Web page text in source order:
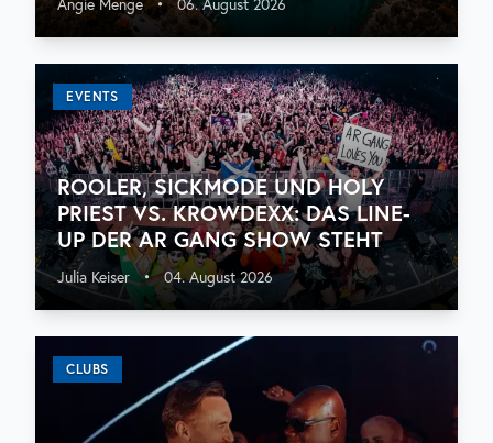
Angie Menge • 06. August 2026
EVENTS
ROOLER, SICKMODE UND HOLY
PRIEST VS. KROWDEXX: DAS LINE-
UP DER AR GANG SHOW STEHT
Julia Keiser • 04. August 2026
CLUBS